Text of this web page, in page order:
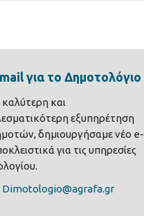
για το Δημοτολόγιο
καλύτερη και
εξυπηρέτηση
δημιουργήσαμε νέο e-
για τις υπηρεσίες
Dimotologio@agrafa.gr